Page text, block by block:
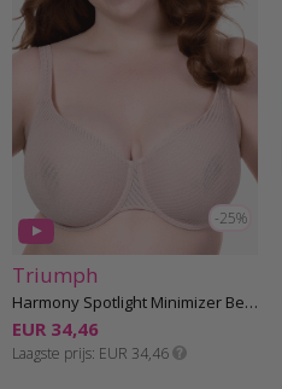
-25%
Triumph
Harmony Spotlight Minimizer Beha E-G cup
EUR 34,46
Laagste prijs EUR 34,46